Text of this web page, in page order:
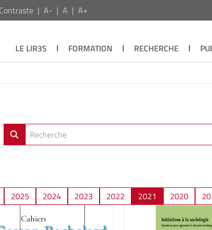
Contraste A- A A+
LE LIR3S FORMATION RECHERCHE
2025 2024 2023 2022 2021 2020